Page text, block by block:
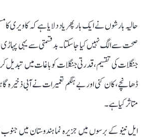
حالیہ بارشوں نے ایک بار پھر یاد دلایا ہے کہ کاویری کا
صحت سے الگ نہیں کیا جا سکتا۔ بدقسمتی سے یہی
جنگلات کی تقسیم، قدرتی جنگلات کو باغات میں تبدیل
ڈھانچے، کان کنی اور بے ہنگم تعمیرات نے آبی ذخیرہ
متاثر کیا ہے۔
ایل نینو کے برسوں میں جزیرہ نما ہندوستان میں جنوب